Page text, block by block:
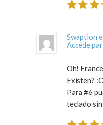
Swaption
Accede
Oh!
Existen? :O
Para #6
teclado